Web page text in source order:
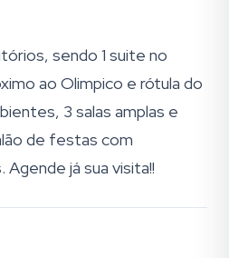
sendo 1 suite no
ao Olimpico e rótula do
3 salas amplas e
de festas com
Agende já sua visita!!